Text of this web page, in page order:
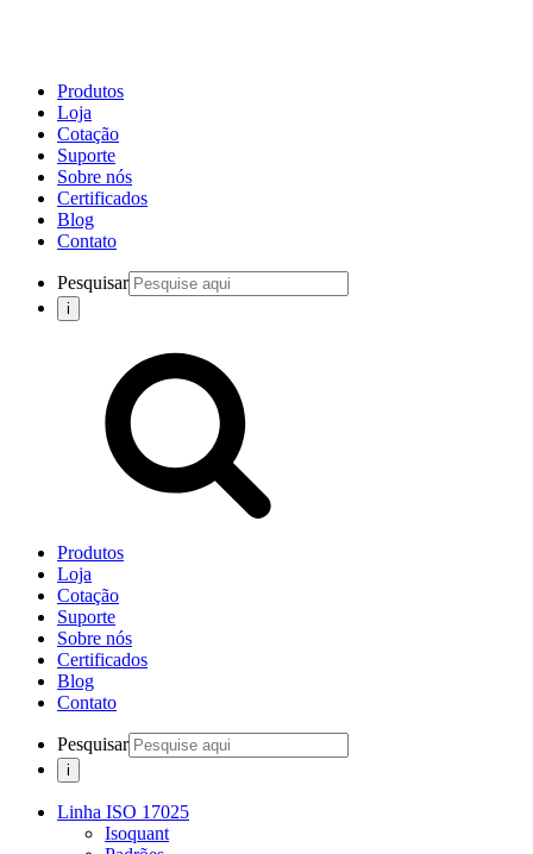
Produtos
Loja
Cotação
Suporte
Sobre nós
Certificados
Blog
Contato
Pesquisar
Produtos
Loja
Cotação
Suporte
Sobre nós
Certificados
Blog
Contato
Pesquisar
Linha ISO 17025
Isoquant